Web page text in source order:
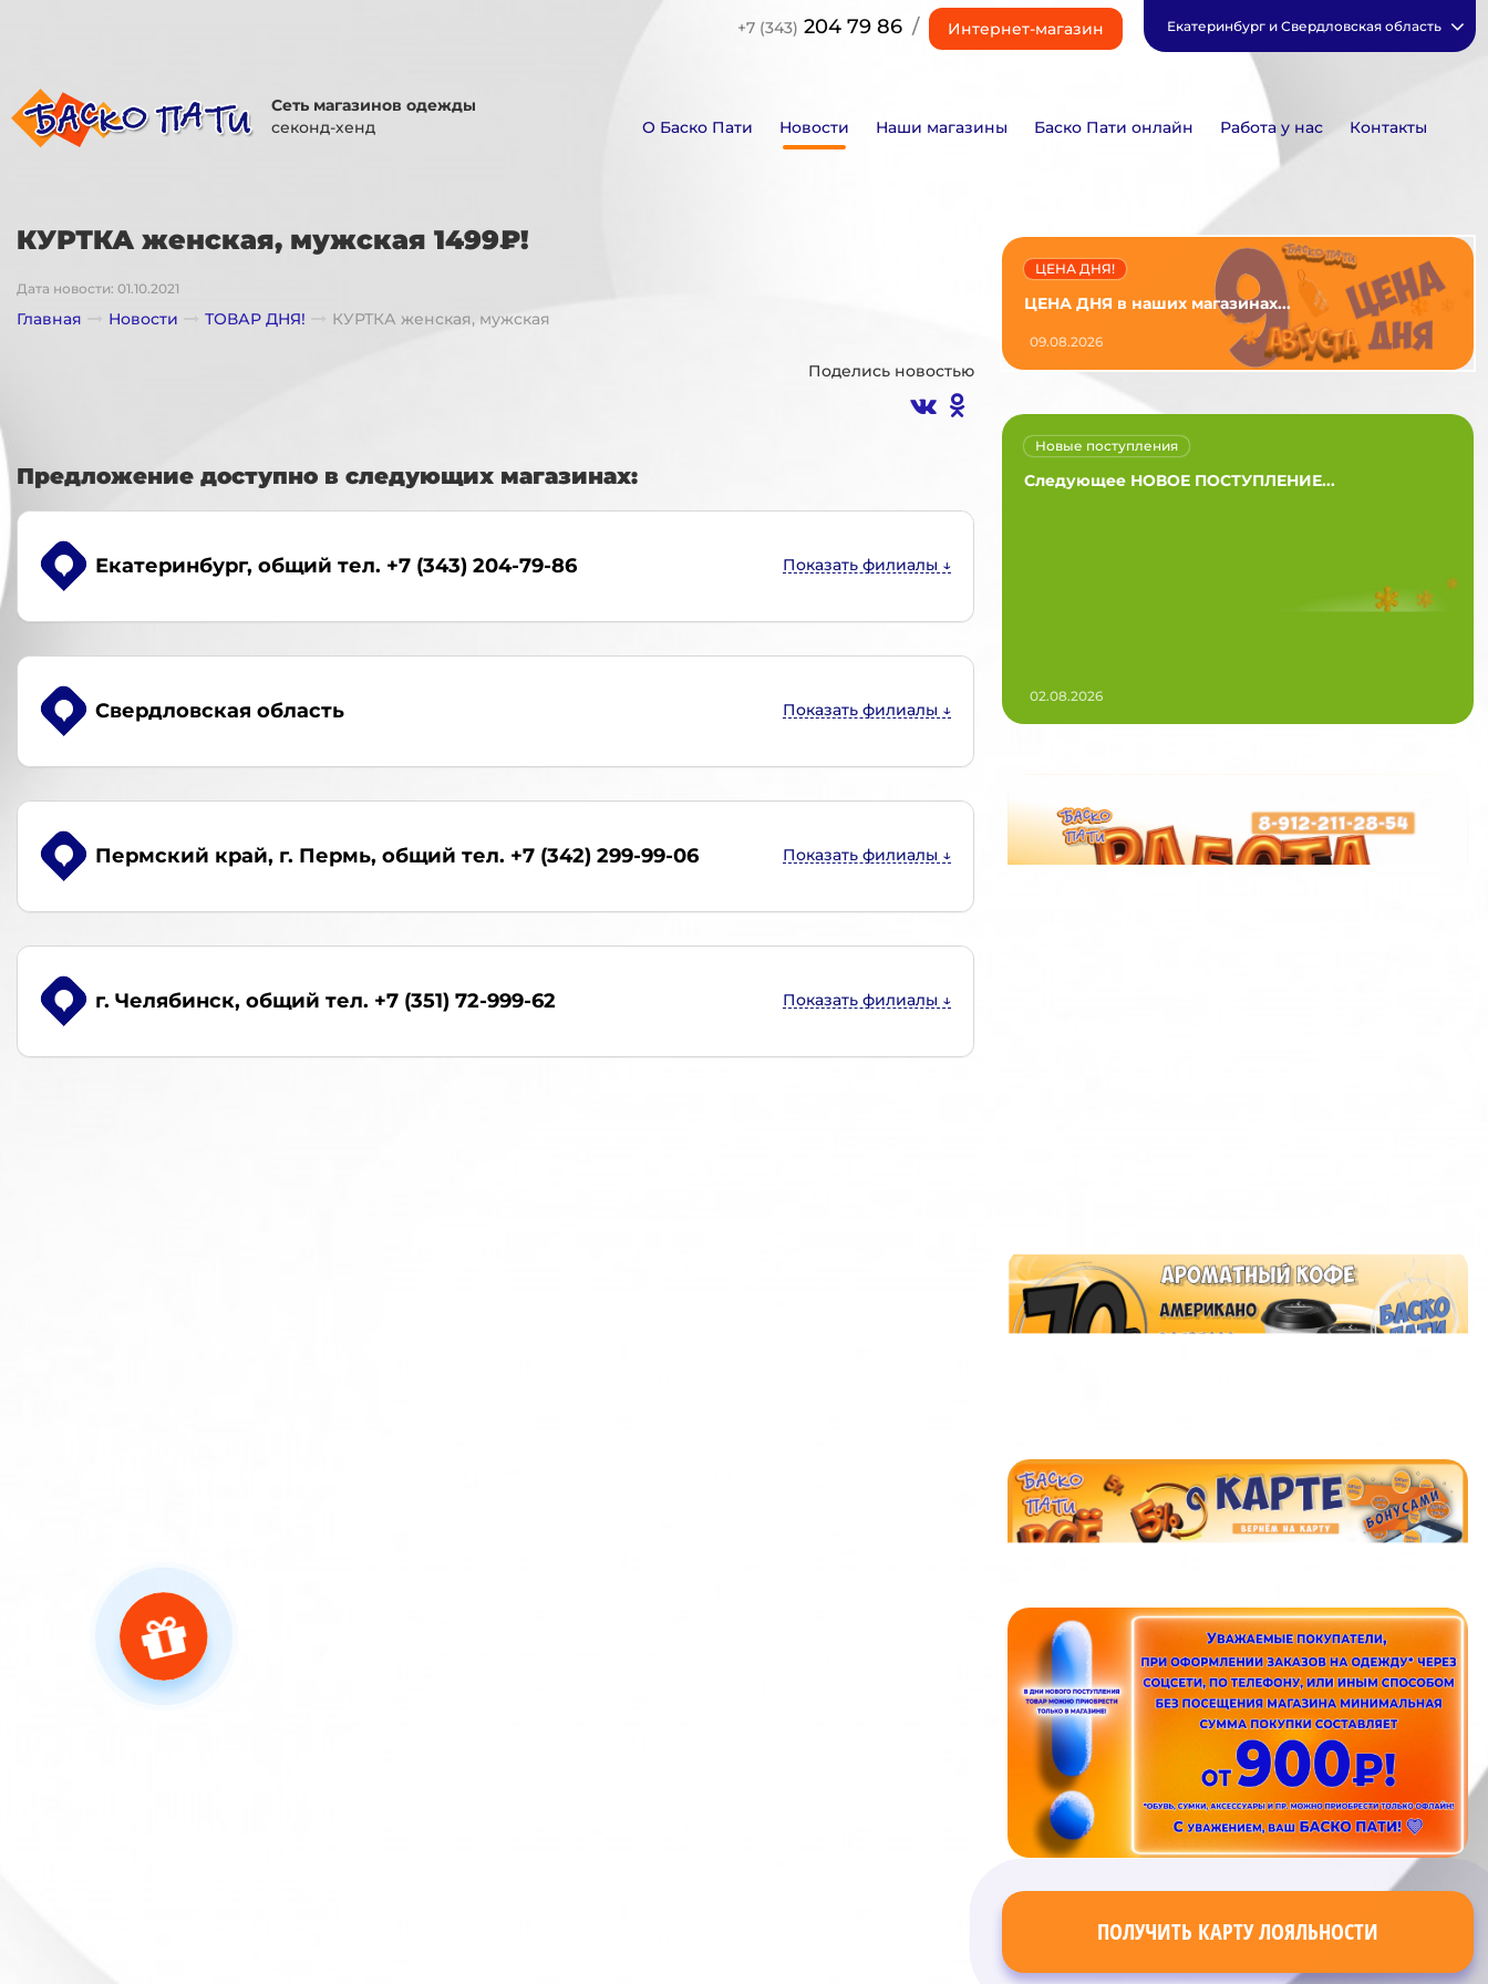
+7 (343) 204 79 86 / Интернет-магазин Екатеринбург и Свердловская область
Сеть магазинов одежды
секонд-хенд
О Баско Пати Новости Наши магазины Баско Пати онлайн Работа у нас Контакты
КУРТКА женская, мужская 1499₽!
Дата новости: 01.10.2021
Главная Новости ТОВАР ДНЯ! КУРТКА женская, мужская
Поделись новостью
Предложение доступно в следующих магазинах:
Екатеринбург, общий тел. +7 (343) 204-79-86
Свердловская область
Пермский край, г. Пермь, общий тел. +7 (342) 299-99-06
г. Челябинск, общий тел. +7 (351) 72-999-62
ЦЕНА ДНЯ в наших магазинах...
ЦЕНА ДНЯ!
09.08.2026
Следующее НОВОЕ ПОСТУПЛЕНИЕ...
Новые поступления
02.08.2026
ПОЛУЧИТЬ КАРТУ ЛОЯЛЬНОСТИ